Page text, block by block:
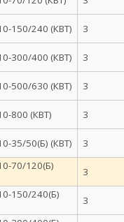
150/240 (КВТ) 3
300/400 (КВТ) 3
500/630 (КВТ) 3
800 (КВТ) 3
35/50(Б) (КВТ) 3
70/120(Б)
3
150/240(Б)
3